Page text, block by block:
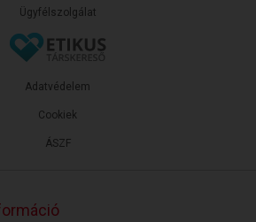
Ügyfélszolgálat
ÁSZF
Adatvédelem
Cookiek